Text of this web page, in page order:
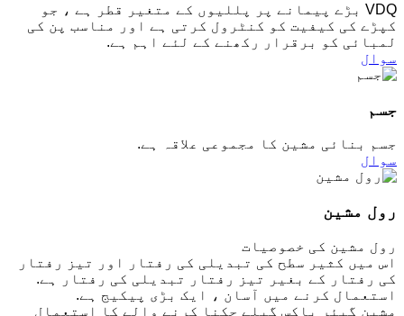
VDQ بڑے پیمانے پر پللیوں کے متغیر قطر ہے ، جو
کپڑے کی کیفیت کو کنٹرول کرتی ہے اور مناسب پن کی
لمبائی کو برقرار رکھنے کے لئے اہم ہے.
سوال
جسم
جسم بنائی مشین کا مجموعی علاقہ ہے.
سوال
رول مشین
رول مشین کی خصوصیات
اس میں کثیر سطح کی تبدیلی کی رفتار اور تیز رفتار
کی رفتار کے بغیر تیز رفتار تبدیلی کی رفتار ہے.
استعمال کرنے میں آسان ، ایک بڑی پیکیج ہے.
مشین گیئر باکس گیلے چکنا کرنے والے کا استعمال